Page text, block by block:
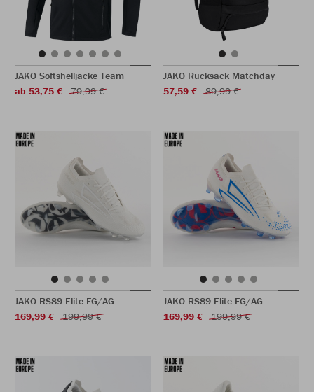
JAKO Softshelljacke Team
ab 53,75 €
79,99 €
JAKO Rucksack Matchday
57,59 €
89,99 €
JAKO RS89 Elite FG/AG
169,99 €
199,99 €
JAKO RS89 Elite FG/AG
169,99 €
199,99 €